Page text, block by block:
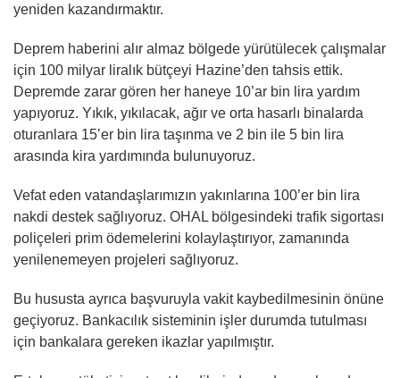
yeniden kazandırmaktır.
Deprem haberini alır almaz bölgede yürütülecek çalışmalar
için 100 milyar liralık bütçeyi Hazine’den tahsis ettik.
Depremde zarar gören her haneye 10’ar bin lira yardım
yapıyoruz. Yıkık, yıkılacak, ağır ve orta hasarlı binalarda
oturanlara 15’er bin lira taşınma ve 2 bin ile 5 bin lira
arasında kira yardımında bulunuyoruz.
Vefat eden vatandaşlarımızın yakınlarına 100’er bin lira
nakdi destek sağlıyoruz. OHAL bölgesindeki trafik sigortası
poliçeleri prim ödemelerini kolaylaştırıyor, zamanında
yenilenemeyen projeleri sağlıyoruz.
Bu hususta ayrıca başvuruyla vakit kaybedilmesinin önüne
geçiyoruz. Bankacılık sisteminin işler durumda tutulması
için bankalara gereken ikazlar yapılmıştır.